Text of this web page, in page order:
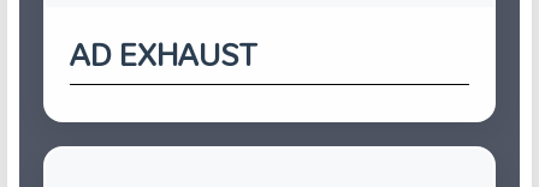
AD EXHAUST